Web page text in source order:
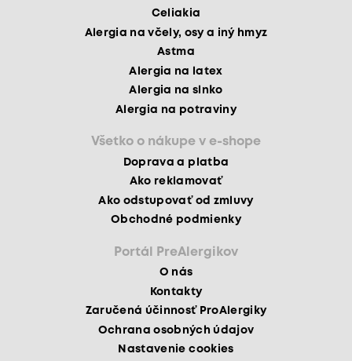
Celiakia
Alergia na včely, osy a iný hmyz
Astma
Alergia na latex
Alergia na slnko
Alergia na potraviny
Všetko o nákupe v e-shope
Doprava a platba
Ako reklamovať
Ako odstupovať od zmluvy
Obchodné podmienky
Portál PreAlergikov
O nás
Kontakty
Zaručená účinnosť ProAlergiky
Ochrana osobných údajov
Nastavenie cookies